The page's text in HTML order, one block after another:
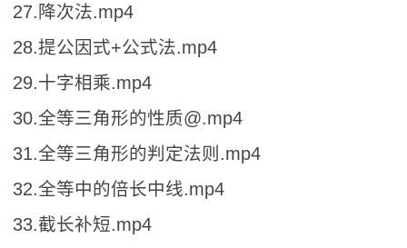
27.降次法.mp4
28.提公因式+公式法.mp4
29.十字相乘.mp4
30.全等三角形的性质@.mp4
31.全等三角形的判定法则.mp4
32.全等中的倍长中线.mp4
33.截长补短.mp4